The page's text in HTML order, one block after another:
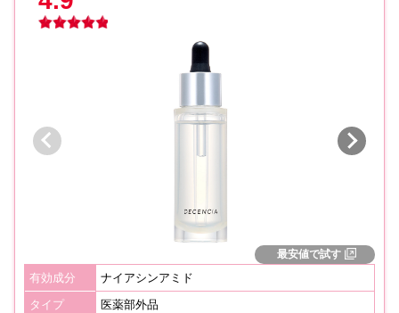
最安値で試す
有効成分
ナイアシンアミド
タイプ
医薬部外品